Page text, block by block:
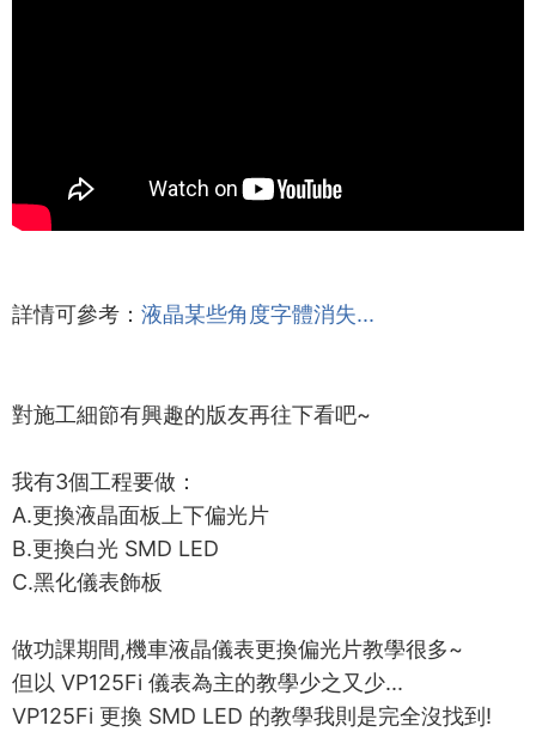
詳情可參考： 液晶某些角度字體消失...
對施工細節有興趣的版友再往下看吧~
我有3個工程要做：
A.更換液晶面板上下偏光片
B.更換白光 SMD LED
C.黑化儀表飾板
做功課期間,機車液晶儀表更換偏光片教學很多~
但以 VP125Fi 儀表為主的教學少之又少...
VP125Fi 更換 SMD LED 的教學我則是完全沒找到!